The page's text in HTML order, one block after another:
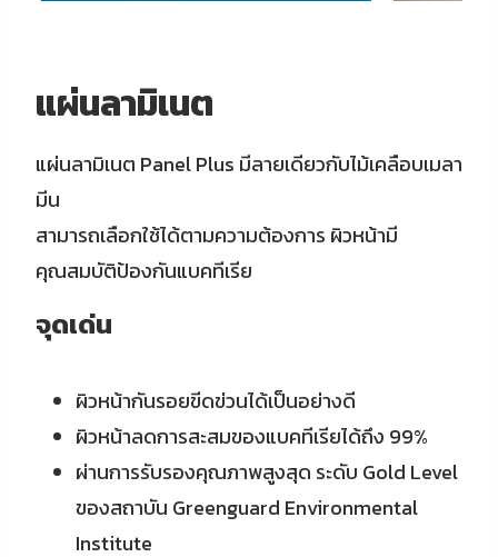
แผ่นลามิเนต
แผ่นลามิเนต Panel Plus มีลายเดียวกับไม้เคลือบเมลา
มีน
สามารถเลือกใช้ได้ตามความต้องการ ผิวหน้ามี
คุณสมบัติป้องกันแบคทีเรีย
จุดเด่น
ผิวหน้ากันรอยขีดข่วนได้เป็นอย่างดี
ผิวหน้าลดการสะสมของแบคทีเรียได้ถึง 99%
ผ่านการรับรองคุณภาพสูงสุด ระดับ Gold Level
ของสถาบัน Greenguard Environmental
Institute